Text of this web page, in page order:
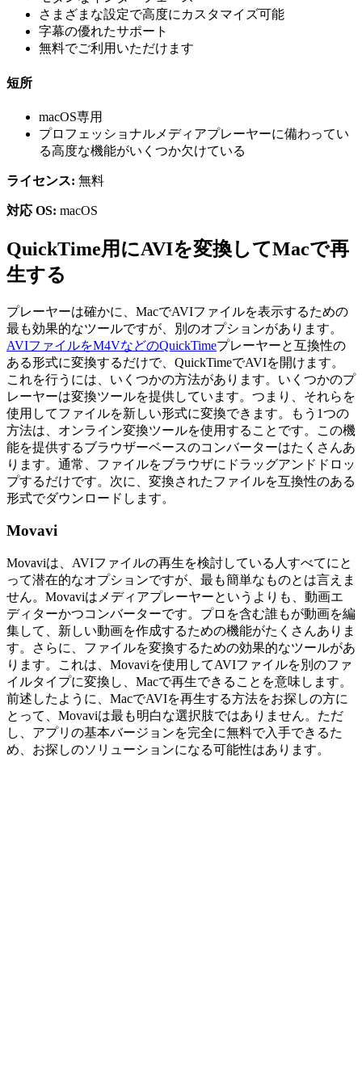
さまざまな設定で高度にカスタマイズ可能
字幕の優れたサポート
無料でご利用いただけます
短所
macOS専用
プロフェッショナルメディアプレーヤーに備わってい
る高度な機能がいくつか欠けている
ライセンス: 無料
対応 OS: macOS
QuickTime用にAVIを変換してMacで再
生する
プレーヤーは確かに、MacでAVIファイルを表示するための
最も効果的なツールですが、別のオプションがあります。
AVIファイルをM4VなどのQuickTimeプレーヤーと互換性の
ある形式に変換するだけで、QuickTimeでAVIを開けます。
これを行うには、いくつかの方法があります。いくつかのプ
レーヤーは変換ツールを提供しています。つまり、それらを
使用してファイルを新しい形式に変換できます。もう1つの
方法は、オンライン変換ツールを使用することです。この機
能を提供するブラウザーベースのコンバーターはたくさんあ
ります。通常、ファイルをブラウザにドラッグアンドドロッ
プするだけです。次に、変換されたファイルを互換性のある
形式でダウンロードします。
Movavi
Movaviは、AVIファイルの再生を検討している人すべてにと
って潜在的なオプションですが、最も簡単なものとは言えま
せん。Movaviはメディアプレーヤーというよりも、動画エ
ディターかつコンバーターです。プロを含む誰もが動画を編
集して、新しい動画を作成するための機能がたくさんありま
す。さらに、ファイルを変換するための効果的なツールがあ
ります。これは、Movaviを使用してAVIファイルを別のファ
イルタイプに変換し、Macで再生できることを意味します。
前述したように、MacでAVIを再生する方法をお探しの方に
とって、Movaviは最も明白な選択肢ではありません。ただ
し、アプリの基本バージョンを完全に無料で入手できるた
め、お探しのソリューションになる可能性はあります。